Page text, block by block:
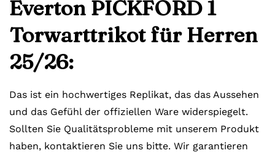
Everton PICKFORD 1
Torwarttrikot für Herren
25/26:
Das ist ein hochwertiges Replikat, das das Aussehen
und das Gefühl der offiziellen Ware widerspiegelt.
Sollten Sie Qualitätsprobleme mit unserem Produkt
haben, kontaktieren Sie uns bitte. Wir garantieren